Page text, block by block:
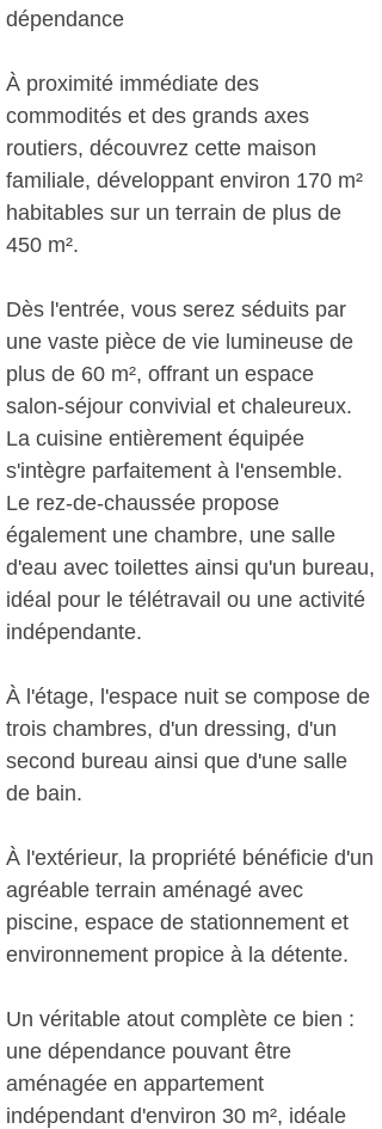
dépendance
À proximité immédiate des
commodités et des grands axes
routiers, découvrez cette maison
familiale, développant environ 170 m²
habitables sur un terrain de plus de
450 m².
Dès l'entrée, vous serez séduits par
une vaste pièce de vie lumineuse de
plus de 60 m², offrant un espace
salon-séjour convivial et chaleureux.
La cuisine entièrement équipée
s'intègre parfaitement à l'ensemble.
Le rez-de-chaussée propose
également une chambre, une salle
d'eau avec toilettes ainsi qu'un bureau,
idéal pour le télétravail ou une activité
indépendante.
À l'étage, l'espace nuit se compose de
trois chambres, d'un dressing, d'un
second bureau ainsi que d'une salle
de bain.
À l'extérieur, la propriété bénéficie d'un
agréable terrain aménagé avec
piscine, espace de stationnement et
environnement propice à la détente.
Un véritable atout complète ce bien :
une dépendance pouvant être
aménagée en appartement
indépendant d'environ 30 m², idéale